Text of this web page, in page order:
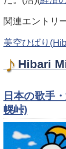
関連エントリ
美空ひばり
Hibari
日本の歌手
幌峠)